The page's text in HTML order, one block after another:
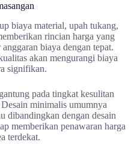
biaya material, upah tukang,
rincian harga yang
biaya dengan tepat.
akan mengurangi biaya
signifikan.
pada tingkat kesulitan
minimalis umumnya
dibandingkan dengan desain
memberikan penawaran harga
terdekat.